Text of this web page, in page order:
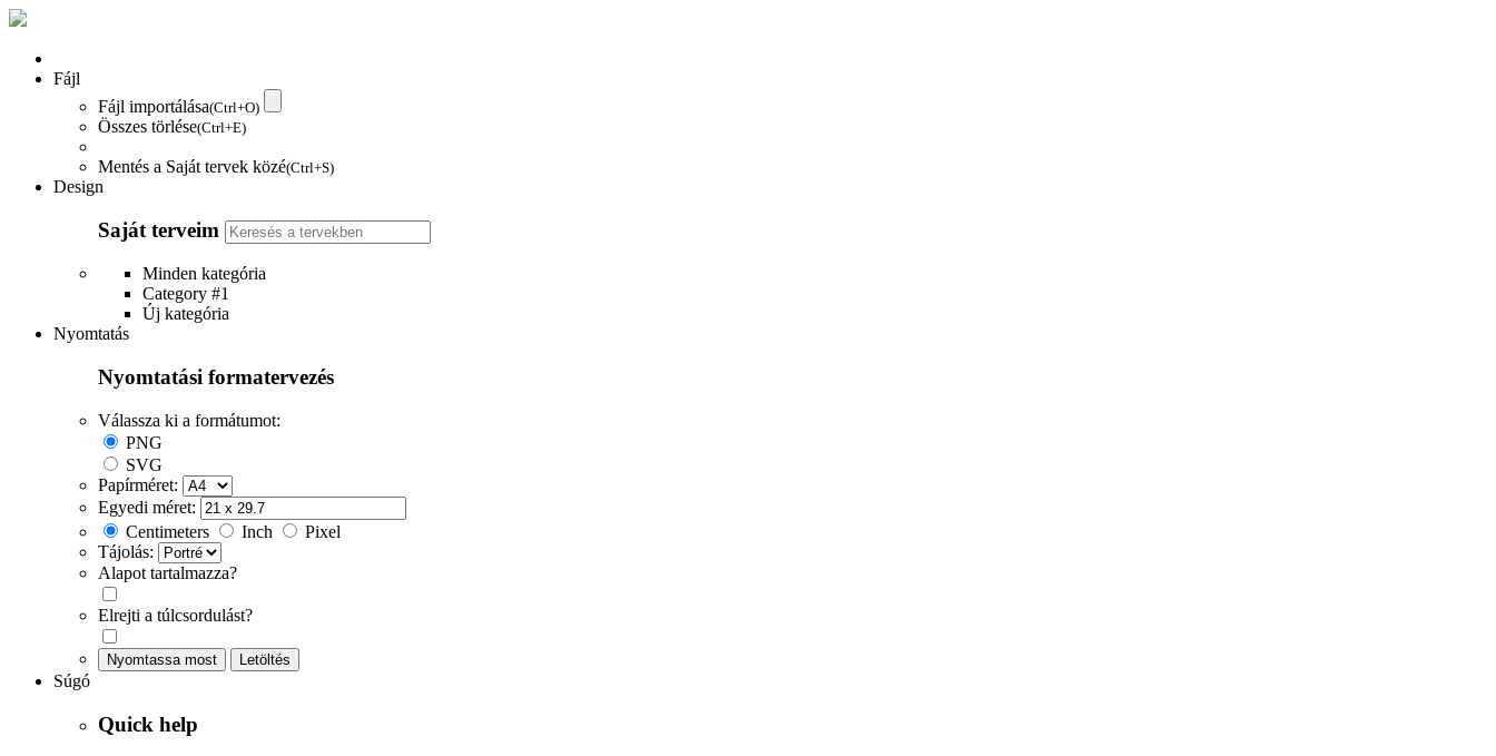
Fájl
Fájl importálása(Ctrl+O)
Összes törlése(Ctrl+E)
Mentés a Saját tervek közé(Ctrl+S)
Design
Saját terveim
Minden kategória
Category #1
Új kategória
Nyomtatás
Nyomtatási formatervezés
Válassza ki a formátumot:
PNG
SVG
Papírméret:
Egyedi méret:
Centimeters
Inch
Pixel
Tájolás:
Alapot tartalmazza?
Elrejti a túlcsordulást?
Nyomtassa most Letöltés
Súgó
Quick help